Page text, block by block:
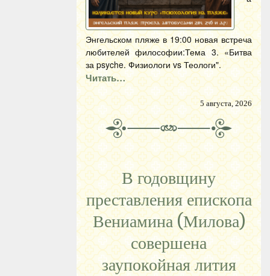
Энгельском пляже в 19:00 новая встреча
любителей философии:Тема 3. «Битва
за psyche. Физиологи vs Теологи".
Читать…
5 августа, 2026
В годовщину
преставления епископа
Вениамина (Милова)
совершена
заупокойная лития